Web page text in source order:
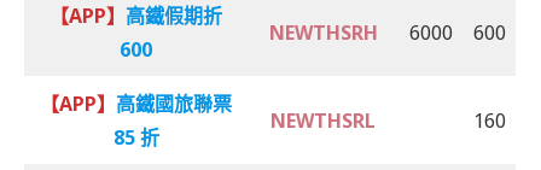
【APP】 高鐵假期折
600
NEWTHSRH 6000 600
【APP】 高鐵國旅聯票
85 折
NEWTHSRL 160